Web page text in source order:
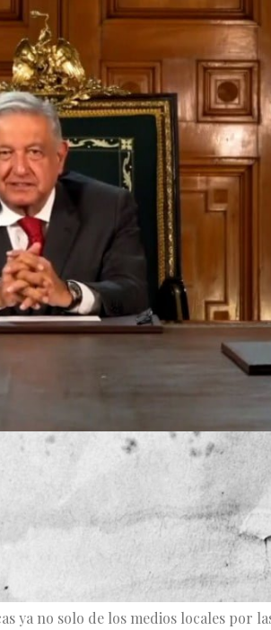
en la democracia mexicana, aquella
que si es pasión, mejor
fuerte, avasallante y que tiene en
ya no solo de los medios locales por